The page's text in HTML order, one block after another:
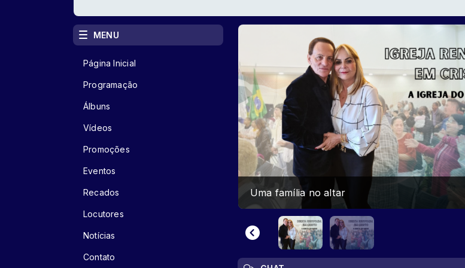
Uma família no altar
MENU
Página Inicial
Programação
Álbuns
Vídeos
Promoções
Eventos
Recados
Locutores
Notícias
Contato